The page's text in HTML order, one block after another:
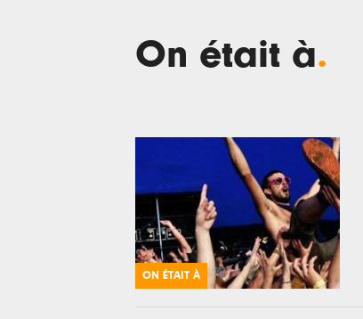
On était à.
ON ÉTAIT À